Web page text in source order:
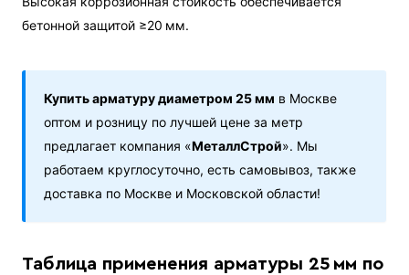
бетонной защитой ≥20 мм.
Купить арматуру диаметром 25 мм в Москве
оптом и розницу по лучшей цене за метр
предлагает компания «МеталлСтрой». Мы
работаем круглосуточно, есть самовывоз, также
доставка по Москве и Московской области!
Таблица применения арматуры 25 мм по